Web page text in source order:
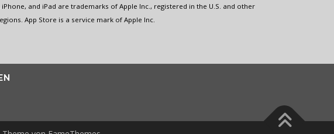
and iPad are trademarks of Apple Inc., registered in the U.S. and other
App Store is a service mark of Apple Inc.